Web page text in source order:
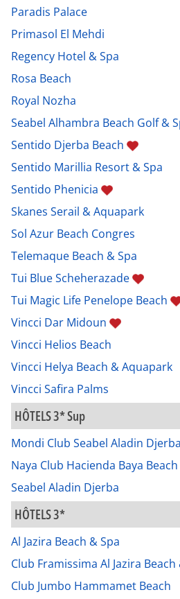
Paradis Palace
Primasol El Mehdi
Regency Hotel & Spa
Rosa Beach
Royal Nozha
Seabel Alhambra Beach Golf &
Sentido Djerba Beach
Sentido Marillia Resort & Spa
Sentido Phenicia
Skanes Serail & Aquapark
Sol Azur Beach Congres
Telemaque Beach & Spa
Tui Blue Scheherazade
Tui Magic Life Penelope Beach
Vincci Dar Midoun
Vincci Helios Beach
Vincci Helya Beach & Aquapark
Vincci Safira Palms
HÔTELS 3* Sup
Mondi Club Seabel Aladin Djerba
Naya Club Hacienda Baya Beach
Seabel Aladin Djerba
HÔTELS 3*
Al Jazira Beach & Spa
Club Framissima Al Jazira Beach
Club Jumbo Hammamet Beach